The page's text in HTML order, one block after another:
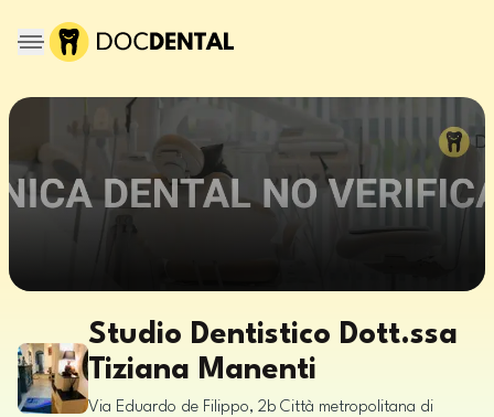
Studio Dentistico Dott.ssa
Tiziana Manenti
Via Eduardo de Filippo, 2b Città metropolitana di